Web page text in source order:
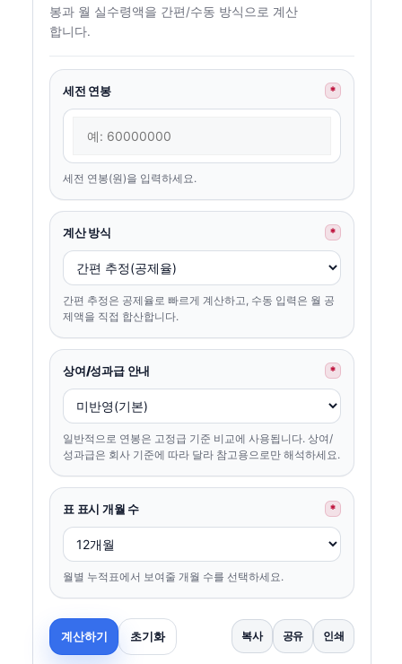
봉과 월 실수령액을 간편/수동 방식으로 계산
합니다.
세전 연봉 *
세전 연봉(원)을 입력하세요.
계산 방식 *
간편 추정은 공제율로 빠르게 계산하고, 수동 입력은 월 공
제액을 직접 합산합니다.
상여/성과급 안내 *
일반적으로 연봉은 고정급 기준 비교에 사용됩니다. 상여/
성과급은 회사 기준에 따라 달라 참고용으로만 해석하세요.
표 표시 개월 수 *
월별 누적표에서 보여줄 개월 수를 선택하세요.
계산하기 초기화 복사 공유 인쇄